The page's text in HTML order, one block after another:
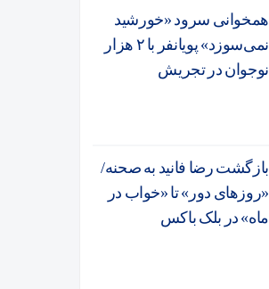
همخوانی سرود «خورشید
نمی‌سوزد» پویانفر با ۲ هزار
نوجوان در تجریش
بازگشت رضا فانید به صحنه/
«روزهای دور» تا «خواب در
ماه» در بلک باکس